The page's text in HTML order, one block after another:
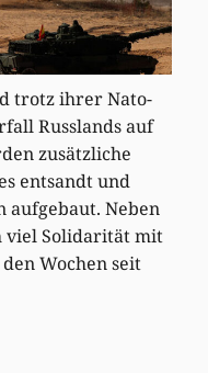
trotz ihrer Nato-
Russlands auf
zusätzliche
entsandt und
Neben
viel Solidarität mit
Wochen seit